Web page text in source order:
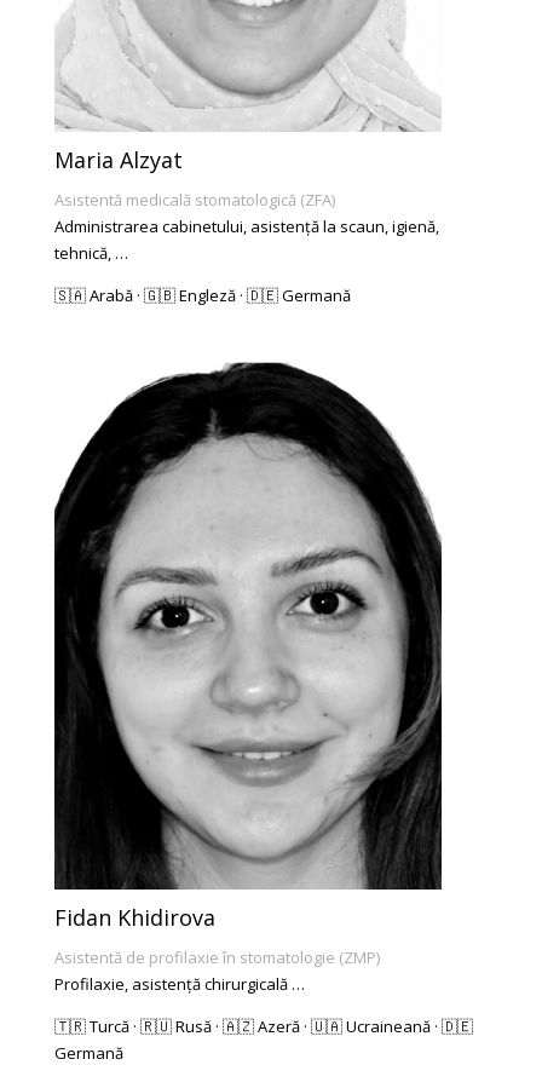
Maria Alzyat
Asistentă medicală stomatologică (ZFA)
Administrarea cabinetului, asistență la scaun, igienă,
tehnică, …
🇸🇦 Arabă · 🇬🇧 Engleză · 🇩🇪 Germană
Fidan Khidirova
Asistentă de profilaxie în stomatologie (ZMP)
Profilaxie, asistență chirurgicală …
🇹🇷 Turcă · 🇷🇺 Rusă · 🇦🇿 Azeră · 🇺🇦 Ucraineană · 🇩🇪
Germană